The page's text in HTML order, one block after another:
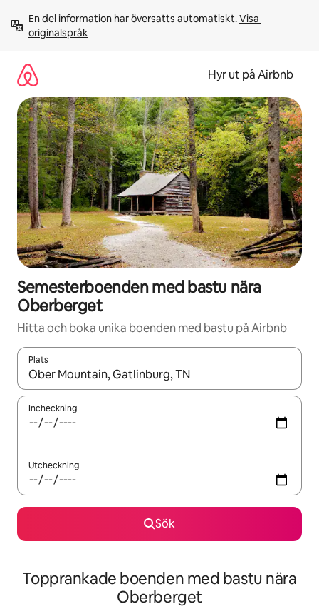
innehåll
En del information har översatts automatiskt. Visa
originalspråk
Hyr ut på Airbnb
Semesterboenden med bastu nära
Oberberget
Hitta och boka unika boenden med bastu på Airbnb
Plats
När resultaten är tillgängliga kan du navigera med upp- och
Incheckning
Utcheckning
Sök
Topprankade boenden med bastu nära
Oberberget